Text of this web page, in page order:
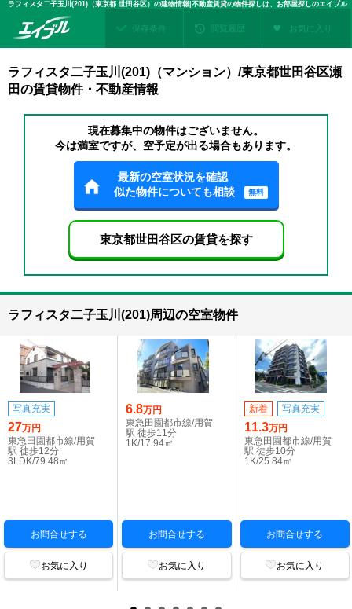
ラフィスタ二子玉川(201)（東京都 世田谷区）の建物情報|不動産賃貸の物件探しは、お部屋探しのエイブル
保存条件 閲覧履歴 お気に入り
ラフィスタ二子玉川(201)（マンション）/東京都世田谷区瀬
田の賃貸物件・不動産情報
現在募集中の物件はございません。
今は満室ですが、空予定が出る場合もあります。
最新の空室状況を確認
似た物件についても相談
無料
東京都世田谷区の賃貸を探す
ラフィスタ二子玉川(201)周辺の空室物件
写真充実
27万円
東急田園都市線/用賀
駅 徒歩12分
3LDK/79.48㎡
お問合せする
お気に入り
6.8万円
東急田園都市線/用賀
駅 徒歩11分
1K/17.94㎡
お問合せする
お気に入り
新着 写真充実
11.3万円
東急田園都市線/用賀
駅 徒歩10分
1K/25.84㎡
お問合せする
お気に入り